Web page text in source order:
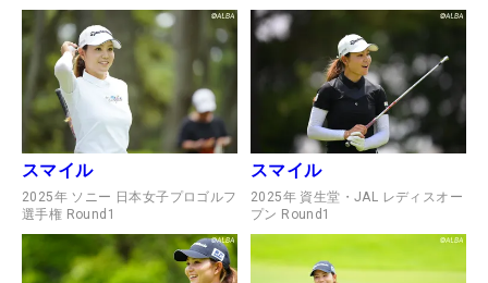
スマイル
2025年 ソニー 日本女子プロゴルフ
選手権 Round1
スマイル
2025年 資生堂・JAL レディスオー
プン Round1